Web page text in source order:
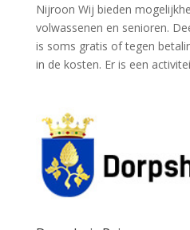
Nijroon Wij bieden
volwassenen en senioren.
is soms gratis of tegen
in de kosten. Er is een